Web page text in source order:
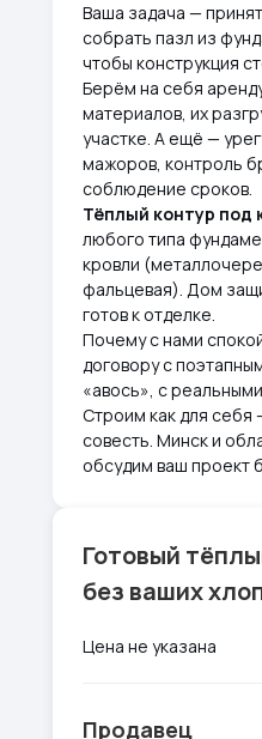
Ваша задача —
собрать пазл из
чтобы конструкция
Берём на себя
материалов, их
участке. А ещё —
мажоров, контроль
соблюдение сроков.
Тёплый контур под
любого типа
кровли
фальцевая). Дом
готов к отделке.
Почему с нами
договору с
«авось», с
Строим как для себя
совесть. Минск и
обсудим ваш проект
Готовый
без ваших
Цена не указана
Продавец